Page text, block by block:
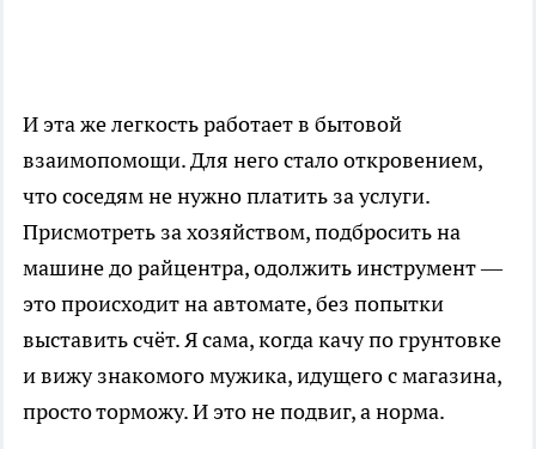
И эта же легкость работает в бытовой
взаимопомощи. Для него стало откровением,
что соседям не нужно платить за услуги.
Присмотреть за хозяйством, подбросить на
машине до райцентра, одолжить инструмент —
это происходит на автомате, без попытки
выставить счёт. Я сама, когда качу по грунтовке
и вижу знакомого мужика, идущего с магазина,
просто торможу. И это не подвиг, а норма.